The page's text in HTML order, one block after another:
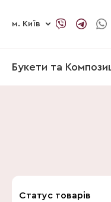
м. Київ
Букети та
Статус товарів